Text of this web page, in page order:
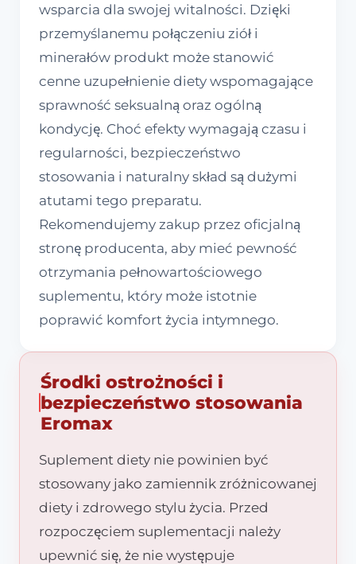
wsparcia dla swojej witalności. Dzięki
przemyślanemu połączeniu ziół i
minerałów produkt może stanowić
cenne uzupełnienie diety wspomagające
sprawność seksualną oraz ogólną
kondycję. Choć efekty wymagają czasu i
regularności, bezpieczeństwo
stosowania i naturalny skład są dużymi
atutami tego preparatu.
Rekomendujemy zakup przez oficjalną
stronę producenta, aby mieć pewność
otrzymania pełnowartościowego
suplementu, który może istotnie
poprawić komfort życia intymnego.
Środki ostrożności i
bezpieczeństwo stosowania
Eromax
Suplement diety nie powinien być
stosowany jako zamiennik zróżnicowanej
diety i zdrowego stylu życia. Przed
rozpoczęciem suplementacji należy
upewnić się, że nie występuje